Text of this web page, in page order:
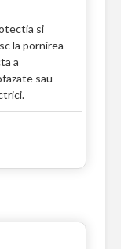
si
la pornirea
a
sau